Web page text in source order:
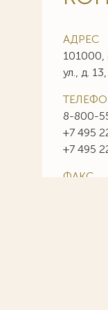
АДРЕС
101000,
ул., д.
8-800-
+7 495
+7 495
ФАКС